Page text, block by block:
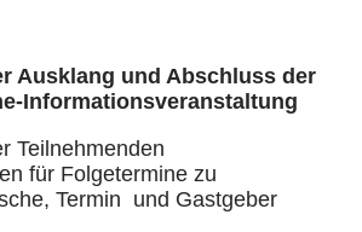
Ausklang und Abschluss der
Informationsveranstaltung
Teilnehmenden
für Folgetermine zu
Termin und Gastgeber